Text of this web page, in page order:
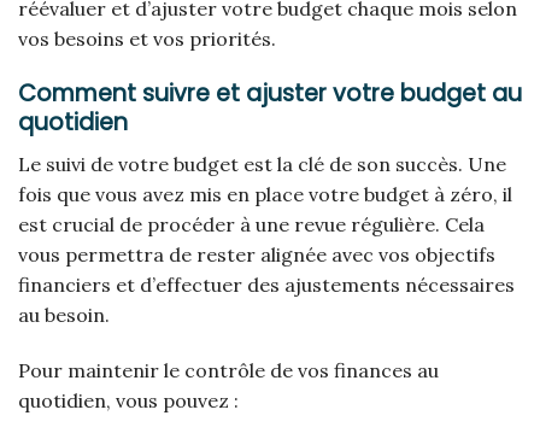
réévaluer et d’ajuster votre budget chaque mois selon
vos besoins et vos priorités.
Comment suivre et ajuster votre budget au
quotidien
Le suivi de votre budget est la clé de son succès. Une
fois que vous avez mis en place votre budget à zéro, il
est crucial de procéder à une revue régulière. Cela
vous permettra de rester alignée avec vos objectifs
financiers et d’effectuer des ajustements nécessaires
au besoin.
Pour maintenir le contrôle de vos finances au
quotidien, vous pouvez :